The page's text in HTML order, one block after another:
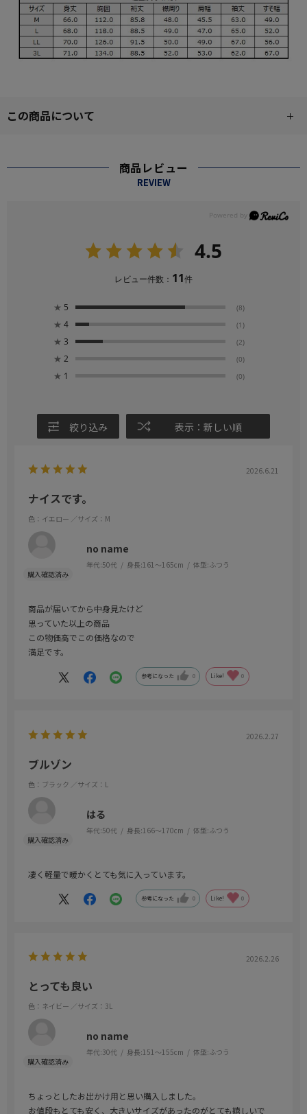
この商品について
商品レビュー
REVIEW
4.5
レビュー件数： 11件
★ 5 (8)
★ 4 (1)
★ 3 (2)
★ 2 (0)
★ 1 (0)
絞り込み 表示：新しい順
2026.6.21
ナイスです。
色：イエロー ／サイズ：M
no name
年代:50代 身長:161～165cm 体型:ふつう
商品が届いてから中身見たけど
思っていた以上の商品
この物価高でこの価格なので
満足です。
参考になった 0 Like! 0
2026.2.27
ブルゾン
色：ブラック ／サイズ：L
はる
年代:50代 身長:166～170cm 体型:ふつう
凄く軽量で暖かくとても気に入っています。
参考になった 0 Like! 0
2026.2.26
とっても良い
色：ネイビー ／サイズ：3L
no name
年代:30代 身長:151～155cm 体型:ふつう
ちょっとしたお出かけ用と思い購入しました。
お値段もとても安く、大きいサイズがあったのがとても嬉しいで